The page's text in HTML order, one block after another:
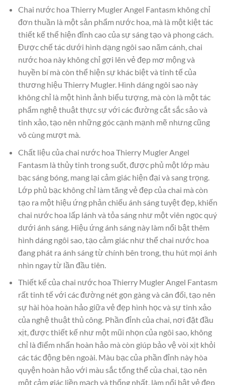
Chai nước hoa Thierry Mugler Angel Fantasm không chỉ
đơn thuần là một sản phẩm nước hoa, mà là một kiệt tác
thiết kế thể hiện đỉnh cao của sự sáng tạo và phong cách.
Được chế tác dưới hình dạng ngôi sao năm cánh, chai
nước hoa này không chỉ gợi lên vẻ đẹp mơ mộng và
huyền bí mà còn thể hiện sự khác biệt và tinh tế của
thương hiệu Thierry Mugler. Hình dáng ngôi sao này
không chỉ là một hình ảnh biểu tượng, mà còn là một tác
phẩm nghệ thuật thực sự với các đường cắt sắc sảo và
tinh xảo, tạo nên những góc cạnh mạnh mẽ nhưng cũng
vô cùng mượt mà.
Chất liệu của chai nước hoa Thierry Mugler Angel
Fantasm là thủy tinh trong suốt, được phủ một lớp màu
bạc sáng bóng, mang lại cảm giác hiện đại và sang trọng.
Lớp phủ bạc không chỉ làm tăng vẻ đẹp của chai mà còn
tạo ra một hiệu ứng phản chiếu ánh sáng tuyệt đẹp, khiến
chai nước hoa lấp lánh và tỏa sáng như một viên ngọc quý
dưới ánh sáng. Hiệu ứng ánh sáng này làm nổi bật thêm
hình dáng ngôi sao, tạo cảm giác như thể chai nước hoa
đang phát ra ánh sáng từ chính bên trong, thu hút mọi ánh
nhìn ngay từ lần đầu tiên.
Thiết kế của chai nước hoa Thierry Mugler Angel Fantasm
rất tinh tế với các đường nét gọn gàng và cân đối, tạo nên
sự hài hòa hoàn hảo giữa vẻ đẹp hình học và sự tinh xảo
của nghệ thuật thủ công. Phần đỉnh của chai, nơi đặt đầu
xịt, được thiết kế như một mũi nhọn của ngôi sao, không
chỉ là điểm nhấn hoàn hảo mà còn giúp bảo vệ vòi xịt khỏi
các tác động bên ngoài. Màu bạc của phần đỉnh này hòa
quyện hoàn hảo với màu sắc tổng thể của chai, tạo nên
một cảm giác liền mạch và thống nhất, làm nổi bật vẻ đẹp